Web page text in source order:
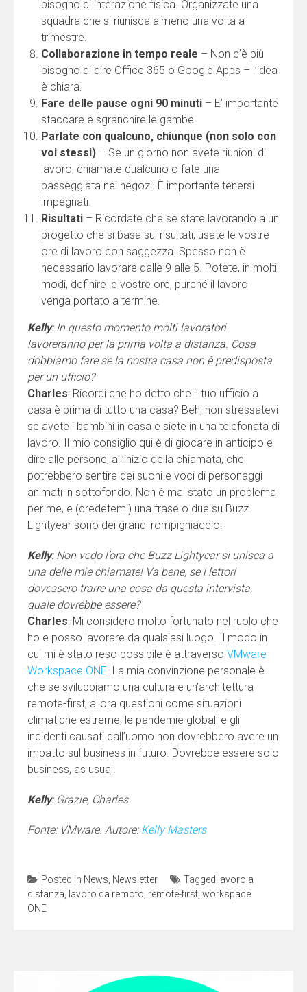
bisogno di interazione fisica. Organizzate una
squadra che si riunisca almeno una volta a
trimestre.
Collaborazione in tempo reale – Non c’è più
bisogno di dire Office 365 o Google Apps – l’idea
è chiara.
Fare delle pause ogni 90 minuti – E’ importante
staccare e sgranchire le gambe.
Parlate con qualcuno, chiunque (non solo con
voi stessi) – Se un giorno non avete riunioni di
lavoro, chiamate qualcuno o fate una
passeggiata nei negozi. È importante tenersi
impegnati.
Risultati – Ricordate che se state lavorando a un
progetto che si basa sui risultati, usate le vostre
ore di lavoro con saggezza. Spesso non è
necessario lavorare dalle 9 alle 5. Potete, in molti
modi, definire le vostre ore, purché il lavoro
venga portato a termine.
Kelly: In questo momento molti lavoratori
lavoreranno per la prima volta a distanza. Cosa
dobbiamo fare se la nostra casa non è predisposta
per un ufficio?
Charles: Ricordi che ho detto che il tuo ufficio a
casa è prima di tutto una casa? Beh, non stressatevi
se avete i bambini in casa e siete in una telefonata di
lavoro. Il mio consiglio qui è di giocare in anticipo e
dire alle persone, all’inizio della chiamata, che
potrebbero sentire dei suoni e voci di personaggi
animati in sottofondo. Non è mai stato un problema
per me, e (credetemi) una frase o due su Buzz
Lightyear sono dei grandi rompighiaccio!
Kelly: Non vedo l’ora che Buzz Lightyear si unisca a
una delle mie chiamate! Va bene, se i lettori
dovessero trarre una cosa da questa intervista,
quale dovrebbe essere?
Charles: Mi considero molto fortunato nel ruolo che
ho e posso lavorare da qualsiasi luogo. Il modo in
cui mi è stato reso possibile è attraverso VMware
Workspace ONE. La mia convinzione personale è
che se sviluppiamo una cultura e un’architettura
remote-first, allora questioni come situazioni
climatiche estreme, le pandemie globali e gli
incidenti causati dall’uomo non dovrebbero avere un
impatto sul business in futuro. Dovrebbe essere solo
business, as usual.
Kelly: Grazie, Charles
Fonte: VMware. Autore: Kelly Masters
Posted in News, Newsletter Tagged lavoro a
distanza, lavoro da remoto, remote-first, workspace
ONE